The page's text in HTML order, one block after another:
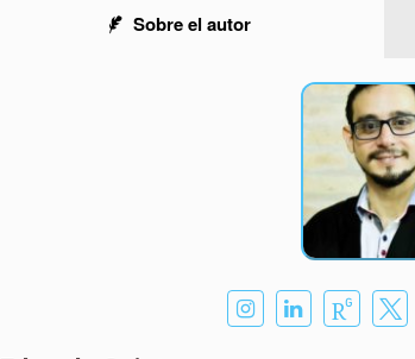
Sobre el autor